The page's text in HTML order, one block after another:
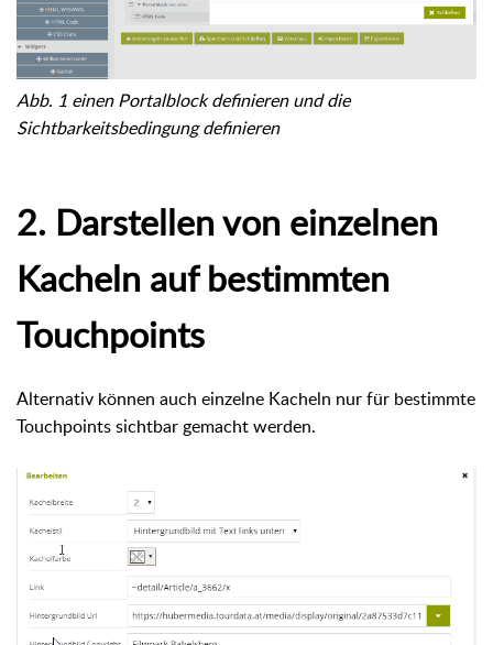
Abb. 1 einen Portalblock definieren und die
Sichtbarkeitsbedingung definieren
2. Darstellen von einzelnen
Kacheln auf bestimmten
Touchpoints
Alternativ können auch einzelne Kacheln nur für bestimmte
Touchpoints sichtbar gemacht werden.